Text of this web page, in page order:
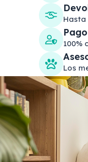
Hasta
100%
Los